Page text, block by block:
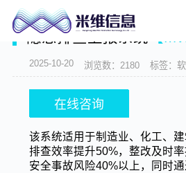
当前位置：首页
隐患排查上报系统 【
2025-10-20 标签：
浏览数：2180
在线咨询
该系统适用于制造业、化工、
排查效率提升50%，整改及时
安全事故风险40%以上，同时